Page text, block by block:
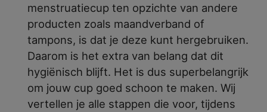
menstruatiecup ten opzichte van andere
producten zoals maandverband of
tampons, is dat je deze kunt hergebruiken.
Daarom is het extra van belang dat dit
hygiënisch blijft. Het is dus superbelangrijk
om jouw cup goed schoon te maken. Wij
vertellen je alle stappen die voor, tijdens